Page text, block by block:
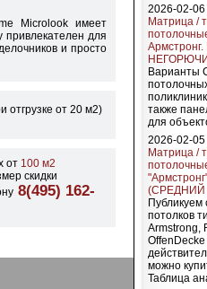
Microlook имеет
привлекателен для
и просто
отгрузке от 20 м2)
от 100 м2
скидки
8(495) 162-
2026-02-06
Матрица /
также
для
2026-02-05
Матрица /
Публикуем
потолков
Armstrong,
можно
Таблица